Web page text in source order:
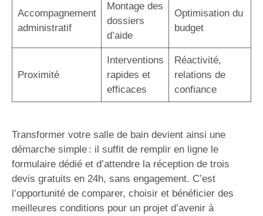
Accompagnement
administratif
Montage des
dossiers
d’aide
Optimisation du
budget
Proximité
Interventions
rapides et
efficaces
Réactivité,
relations de
confiance
Transformer votre salle de bain devient ainsi une
démarche simple : il suffit de remplir en ligne le
formulaire dédié et d’attendre la réception de trois
devis gratuits en 24h, sans engagement. C’est
l’opportunité de comparer, choisir et bénéficier des
meilleures conditions pour un projet d’avenir à